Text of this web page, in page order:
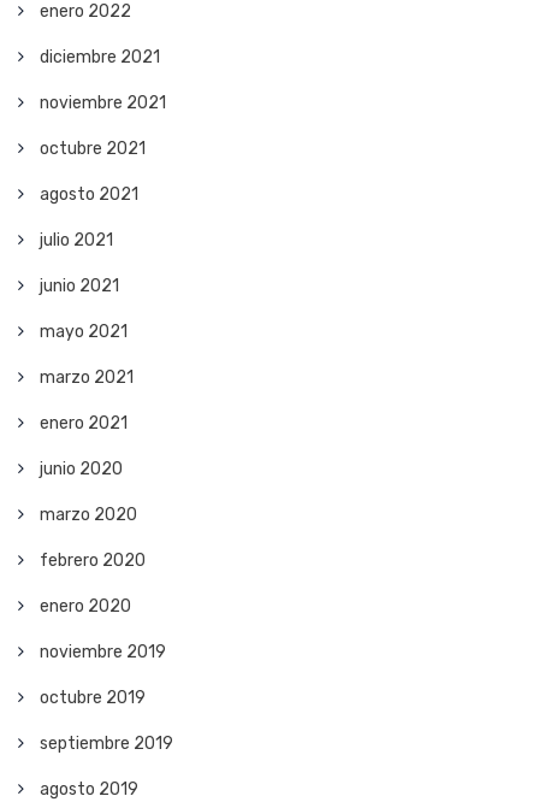
enero 2022
diciembre 2021
noviembre 2021
octubre 2021
agosto 2021
julio 2021
junio 2021
mayo 2021
marzo 2021
enero 2021
junio 2020
marzo 2020
febrero 2020
enero 2020
noviembre 2019
octubre 2019
septiembre 2019
agosto 2019